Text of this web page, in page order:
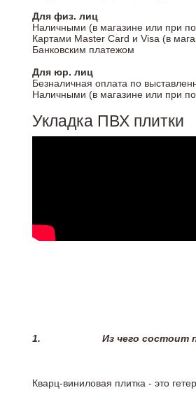
Для физ. лиц
Наличными (в магазине или при
Картами Master Card и Visa (в
Банковским платежом
Для юр. лиц
Безналичная оплата по
Наличными (в магазине или при
Укладка ПВХ плитки
1. Из чего состоит
Кварц-виниловая плитка - это